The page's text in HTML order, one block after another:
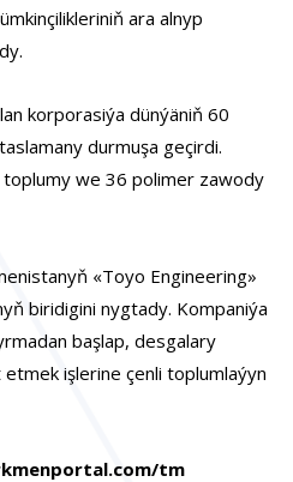
ara alnyp
korporasiýa dünýäniň 60
durmuşa geçirdi.
we 36 polimer zawody
«Toyo Engineering»
biridigini nygtady. Kompaniýa
başlap, desgalary
işlerine çenli toplumlaýyn
tm